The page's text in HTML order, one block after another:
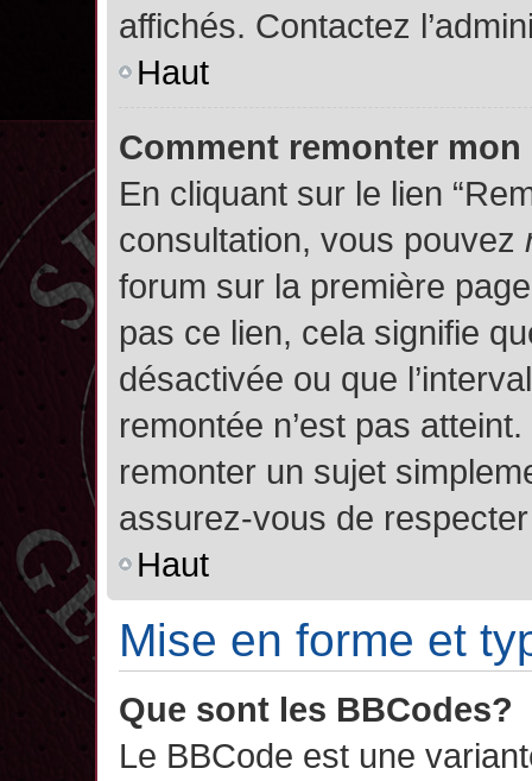
affichés. Contactez
Haut
Comment remonter
En cliquant sur le lien
consultation, vous pouvez
forum sur la première
pas ce lien, cela signifie
désactivée ou que
remontée n’est pas
remonter un sujet
assurez-vous de
Haut
Mise en forme et
Que sont les BBCodes?
Le BBCode est une